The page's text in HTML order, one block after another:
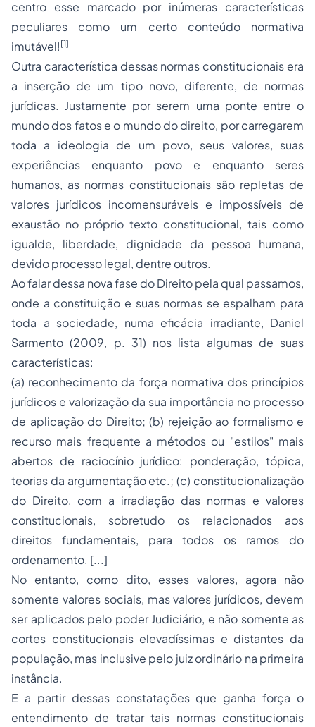
centro esse marcado por inúmeras características
peculiares como um certo conteúdo normativa
imutável! [1]
Outra característica dessas normas constitucionais era
a inserção de um tipo novo, diferente, de normas
jurídicas. Justamente por serem uma ponte entre o
mundo dos fatos e o mundo do direito, por carregarem
toda a ideologia de um povo, seus valores, suas
experiências enquanto povo e enquanto seres
humanos, as normas constitucionais são repletas de
valores jurídicos incomensuráveis e impossíveis de
exaustão no próprio texto constitucional, tais como
igualde, liberdade, dignidade da pessoa humana,
devidoprocessolegal, dentre outros.
Ao falar dessa nova fase do Direito pela qual passamos,
onde a constituição e suas normas se espalham para
toda a sociedade, numa eficácia irradiante, Daniel
Sarmento (2009, p. 31) nos lista algumas de suas
características:
(a) reconhecimento da força normativa dos princípios
jurídicos e valorização da sua importância no processo
de aplicação do Direito; (b) rejeição ao formalismo e
recurso mais frequente a métodos ou "estilos" mais
abertos de raciocínio jurídico: ponderação, tópica,
teorias da argumentação etc.; (c) constitucionalização
do Direito, com a irradiação das normas e valores
constitucionais, sobretudo os relacionados aos
direitos fundamentais, para todos os ramos do
ordenamento. [...]
No entanto, como dito, esses valores, agora não
somente valores sociais, mas valores jurídicos, devem
ser aplicados pelo poder Judiciário, e não somente as
cortes constitucionais elevadíssimas e distantes da
população, mas inclusive pelo juiz ordinário na primeira
instância.
E a partir dessas constatações que ganha força o
entendimento de tratar tais normas constitucionais